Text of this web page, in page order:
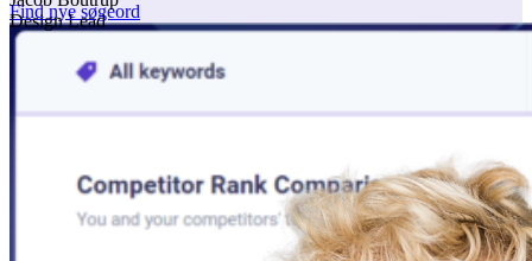
Find nye søgeord
Design Lead